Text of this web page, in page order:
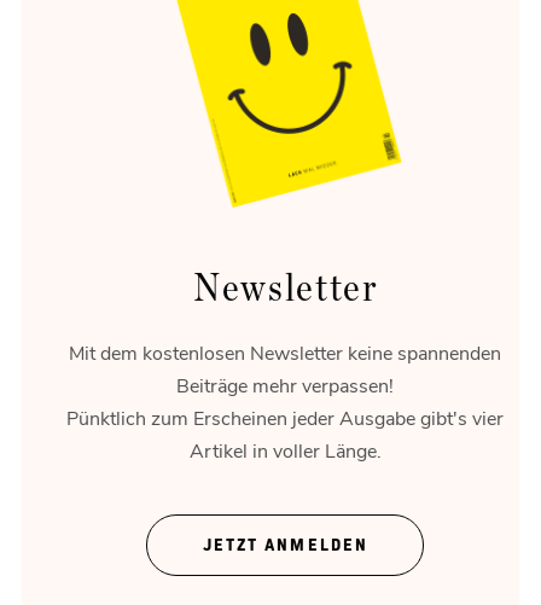
Circular Escape
Eine schöne Umgebung verändert, wie wir reisen,
entspannen und erinnern.
Theater ohne Zeigefinger
Gregor Bloéb über „Feuernacht“. Und mehr.
Newsletter
Mit dem kostenlosen Newsletter keine spannenden
Beiträge mehr verpassen!
Pünktlich zum Erscheinen jeder Ausgabe gibt's vier
Artikel in voller Länge.
JETZT ANMELDEN